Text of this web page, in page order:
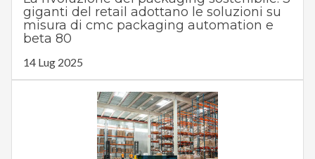
giganti del retail adottano le soluzioni su
misura di cmc packaging automation e
beta 80
14 Lug 2025